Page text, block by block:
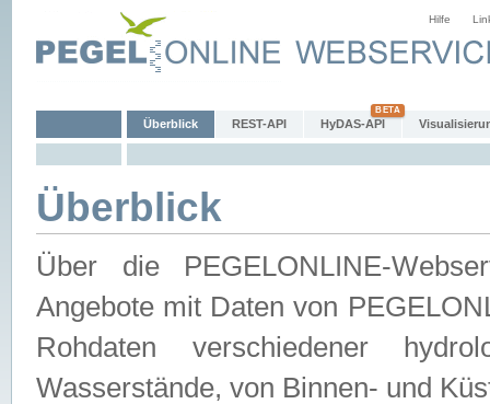
Hilfe
Überblick REST-API HyDAS-API
Überblick
Über die PEGELONLINE-
Angebote mit Daten von
Rohdaten verschiedener
Wasserstände, von Binnen- und